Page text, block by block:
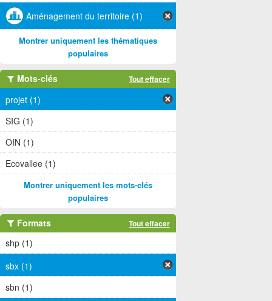
Aménagement du territoire (1)
Montrer uniquement les thématiques
populaires
Mots-clés Tout effacer
projet (1)
SIG (1)
OIN (1)
Ecovallee (1)
Montrer uniquement les mots-clés
populaires
Formats Tout effacer
shp (1)
sbx (1)
sbn (1)